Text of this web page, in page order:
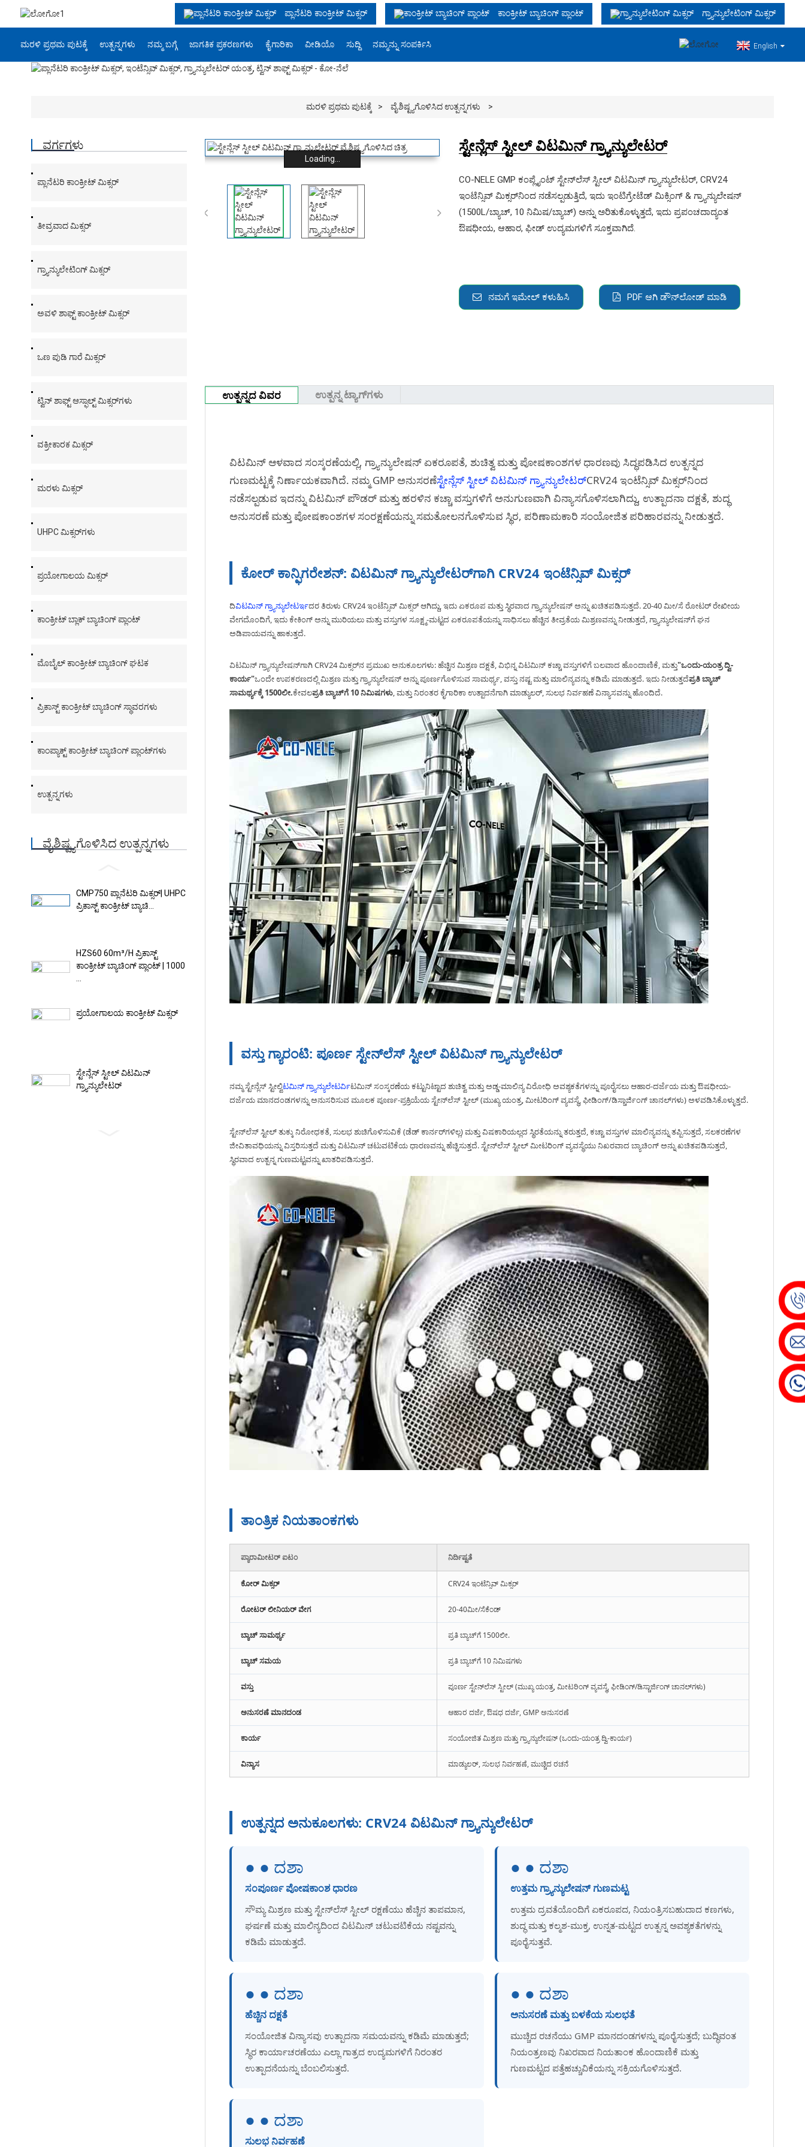
ಪ್ಲಾನೆಟರಿ ಕಾಂಕ್ರೀಟ್ ಮಿಕ್ಸರ್ ಕಾಂಕ್ರೀಟ್ ಬ್ಯಾಚಿಂಗ್ ಪ್ಲಾಂಟ್ ಗ್ರ್ಯಾನ್ಯುಲೇಟಿಂಗ್ ಮಿಕ್ಸರ್
ಮರಳಿ ಪ್ರಥಮ ಪುಟಕ್ಕೆ ಉತ್ಪನ್ನಗಳು ನಮ್ಮ ಬಗ್ಗೆ ಜಾಗತಿಕ ಪ್ರಕರಣಗಳು ಕೈಗಾರಿಕಾ ವೀಡಿಯೊ ಸುದ್ದಿ ನಮ್ಮನ್ನು ಸಂಪರ್ಕಿಸಿ English
ಮರಳಿ ಪ್ರಥಮ ಪುಟಕ್ಕೆ ವೈಶಿಷ್ಟ್ಯಗೊಳಿಸಿದ ಉತ್ಪನ್ನಗಳು
ವರ್ಗಗಳು
ಪ್ಲಾನೆಟರಿ ಕಾಂಕ್ರೀಟ್ ಮಿಕ್ಸರ್
ತೀವ್ರವಾದ ಮಿಕ್ಸರ್
ಗ್ರ್ಯಾನ್ಯುಲೇಟಿಂಗ್ ಮಿಕ್ಸರ್
ಅವಳಿ ಶಾಫ್ಟ್ ಕಾಂಕ್ರೀಟ್ ಮಿಕ್ಸರ್
ಒಣ ಪುಡಿ ಗಾರೆ ಮಿಕ್ಸರ್
ಟ್ವಿನ್ ಶಾಫ್ಟ್ ಆಸ್ಫಾಲ್ಟ್ ಮಿಕ್ಸರ್‌ಗಳು
ವಕ್ರೀಕಾರಕ ಮಿಕ್ಸರ್
ಮರಳು ಮಿಕ್ಸರ್
UHPC ಮಿಕ್ಸರ್‌ಗಳು
ಪ್ರಯೋಗಾಲಯ ಮಿಕ್ಸರ್
ಕಾಂಕ್ರೀಟ್ ಬ್ಲಾಕ್ ಬ್ಯಾಚಿಂಗ್ ಪ್ಲಾಂಟ್
ಮೊಬೈಲ್ ಕಾಂಕ್ರೀಟ್ ಬ್ಯಾಚಿಂಗ್ ಘಟಕ
ಪ್ರಿಕಾಸ್ಟ್ ಕಾಂಕ್ರೀಟ್ ಬ್ಯಾಚಿಂಗ್ ಸ್ಥಾವರಗಳು
ಕಾಂಪ್ಯಾಕ್ಟ್ ಕಾಂಕ್ರೀಟ್ ಬ್ಯಾಚಿಂಗ್ ಪ್ಲಾಂಟ್‌ಗಳು
ಉತ್ಪನ್ನಗಳು
ವೈಶಿಷ್ಟ್ಯಗೊಳಿಸಿದ ಉತ್ಪನ್ನಗಳು
CMP750 ಪ್ಲಾನೆಟರಿ ಮಿಕ್ಸರ್| UHPC
ಪ್ರಿಕಾಸ್ಟ್ ಕಾಂಕ್ರೀಟ್ ಬ್ಯಾಚಿ...
HZS60 60m³/h ಪ್ರಿಕಾಸ್ಟ್
ಕಾಂಕ್ರೀಟ್ ಬ್ಯಾಚಿಂಗ್ ಪ್ಲಾಂಟ್ | 1000
ಪ್ರಯೋಗಾಲಯ ಕಾಂಕ್ರೀಟ್ ಮಿಕ್ಸರ್
ಸ್ಟೇನ್ಲೆಸ್ ಸ್ಟೀಲ್ ವಿಟಮಿನ್
ಗ್ರ್ಯಾನ್ಯುಲೇಟರ್
Loading...


ಸ್ಟೇನ್ಲೆಸ್ ಸ್ಟೀಲ್ ವಿಟಮಿನ್ ಗ್ರ್ಯಾನ್ಯುಲೇಟರ್
CO-NELE GMP ಕಂಪ್ಲೈಂಟ್ ಸ್ಟೇನ್‌ಲೆಸ್ ಸ್ಟೀಲ್ ವಿಟಮಿನ್ ಗ್ರ್ಯಾನ್ಯುಲೇಟರ್, CRV24
ಇಂಟೆನ್ಸಿವ್ ಮಿಕ್ಸರ್‌ನಿಂದ ನಡೆಸಲ್ಪಡುತ್ತಿದೆ, ಇದು ಇಂಟಿಗ್ರೇಟೆಡ್ ಮಿಕ್ಸಿಂಗ್ & ಗ್ರ್ಯಾನ್ಯುಲೇಷನ್
(1500L/ಬ್ಯಾಚ್, 10 ನಿಮಿಷ/ಬ್ಯಾಚ್) ಅನ್ನು ಅರಿತುಕೊಳ್ಳುತ್ತದೆ, ಇದು ಪ್ರಪಂಚದಾದ್ಯಂತ
ಔಷಧೀಯ, ಆಹಾರ, ಫೀಡ್ ಉದ್ಯಮಗಳಿಗೆ ಸೂಕ್ತವಾಗಿದೆ.
ನಮಗೆ ಇಮೇಲ್ ಕಳುಹಿಸಿ PDF ಆಗಿ ಡೌನ್‌ಲೋಡ್ ಮಾಡಿ
ಉತ್ಪನ್ನದ ವಿವರ ಉತ್ಪನ್ನ ಟ್ಯಾಗ್‌ಗಳು
ವಿಟಮಿನ್ ಆಳವಾದ ಸಂಸ್ಕರಣೆಯಲ್ಲಿ, ಗ್ರ್ಯಾನ್ಯುಲೇಷನ್ ಏಕರೂಪತೆ, ಶುಚಿತ್ವ ಮತ್ತು ಪೋಷಕಾಂಶಗಳ ಧಾರಣವು ಸಿದ್ಧಪಡಿಸಿದ ಉತ್ಪನ್ನದ
ಗುಣಮಟ್ಟಕ್ಕೆ ನಿರ್ಣಾಯಕವಾಗಿದೆ. ನಮ್ಮ GMP ಅನುಸರಣೆಸ್ಟೇನ್ಲೆಸ್ ಸ್ಟೀಲ್ ವಿಟಮಿನ್ ಗ್ರ್ಯಾನ್ಯುಲೇಟರ್CRV24 ಇಂಟೆನ್ಸಿವ್ ಮಿಕ್ಸರ್‌ನಿಂದ
ನಡೆಸಲ್ಪಡುವ ಇದನ್ನು ವಿಟಮಿನ್ ಪೌಡರ್ ಮತ್ತು ಹರಳಿನ ಕಚ್ಚಾ ವಸ್ತುಗಳಿಗೆ ಅನುಗುಣವಾಗಿ ವಿನ್ಯಾಸಗೊಳಿಸಲಾಗಿದ್ದು, ಉತ್ಪಾದನಾ ದಕ್ಷತೆ, ಶುದ್ಧ
ಅನುಸರಣೆ ಮತ್ತು ಪೋಷಕಾಂಶಗಳ ಸಂರಕ್ಷಣೆಯನ್ನು ಸಮತೋಲನಗೊಳಿಸುವ ಸ್ಥಿರ, ಪರಿಣಾಮಕಾರಿ ಸಂಯೋಜಿತ ಪರಿಹಾರವನ್ನು ನೀಡುತ್ತದೆ.
ಕೋರ್ ಕಾನ್ಫಿಗರೇಶನ್: ವಿಟಮಿನ್ ಗ್ರ್ಯಾನ್ಯುಲೇಟರ್‌ಗಾಗಿ CRV24 ಇಂಟೆನ್ಸಿವ್ ಮಿಕ್ಸರ್
ದಿವಿಟಮಿನ್ ಗ್ರ್ಯಾನ್ಯುಲೇಟರ್ಇದರ ತಿರುಳು CRV24 ಇಂಟೆನ್ಸಿವ್ ಮಿಕ್ಸರ್ ಆಗಿದ್ದು, ಇದು ಏಕರೂಪ ಮತ್ತು ಸ್ಥಿರವಾದ ಗ್ರ್ಯಾನ್ಯುಲೇಷನ್ ಅನ್ನು ಖಚಿತಪಡಿಸುತ್ತದೆ. 20-40 ಮೀ/ಸೆ ರೋಟರ್ ರೇಖೀಯ
ವೇಗದೊಂದಿಗೆ, ಇದು ಕೇಕಿಂಗ್ ಅನ್ನು ಮುರಿಯಲು ಮತ್ತು ವಸ್ತುಗಳ ಸೂಕ್ಷ್ಮ-ಮಟ್ಟದ ಏಕರೂಪತೆಯನ್ನು ಸಾಧಿಸಲು ಹೆಚ್ಚಿನ ತೀವ್ರತೆಯ ಮಿಶ್ರಣವನ್ನು ನೀಡುತ್ತದೆ, ಗ್ರ್ಯಾನ್ಯುಲೇಷನ್‌ಗೆ ಘನ
ಅಡಿಪಾಯವನ್ನು ಹಾಕುತ್ತದೆ.
ವಿಟಮಿನ್ ಗ್ರ್ಯಾನ್ಯುಲೇಷನ್‌ಗಾಗಿ CRV24 ಮಿಕ್ಸರ್‌ನ ಪ್ರಮುಖ ಅನುಕೂಲಗಳು: ಹೆಚ್ಚಿನ ಮಿಶ್ರಣ ದಕ್ಷತೆ, ವಿಭಿನ್ನ ವಿಟಮಿನ್ ಕಚ್ಚಾ ವಸ್ತುಗಳಿಗೆ ಬಲವಾದ ಹೊಂದಾಣಿಕೆ, ಮತ್ತು"ಒಂದು-ಯಂತ್ರ ದ್ವಿ-
ಕಾರ್ಯ"ಒಂದೇ ಉಪಕರಣದಲ್ಲಿ ಮಿಶ್ರಣ ಮತ್ತು ಗ್ರ್ಯಾನ್ಯುಲೇಷನ್ ಅನ್ನು ಪೂರ್ಣಗೊಳಿಸುವ ಸಾಮರ್ಥ್ಯ, ವಸ್ತು ನಷ್ಟ ಮತ್ತು ಮಾಲಿನ್ಯವನ್ನು ಕಡಿಮೆ ಮಾಡುತ್ತದೆ. ಇದು ನೀಡುತ್ತದೆಪ್ರತಿ ಬ್ಯಾಚ್
ಸಾಮರ್ಥ್ಯಕ್ಕೆ 1500ಲೀ.ಕೇವಲಪ್ರತಿ ಬ್ಯಾಚ್‌ಗೆ 10 ನಿಮಿಷಗಳು , ಮತ್ತು ನಿರಂತರ ಕೈಗಾರಿಕಾ ಉತ್ಪಾದನೆಗಾಗಿ ಮಾಡ್ಯುಲರ್, ಸುಲಭ ನಿರ್ವಹಣೆ ವಿನ್ಯಾಸವನ್ನು ಹೊಂದಿದೆ.
ವಸ್ತು ಗ್ಯಾರಂಟಿ: ಪೂರ್ಣ ಸ್ಟೇನ್‌ಲೆಸ್ ಸ್ಟೀಲ್ ವಿಟಮಿನ್ ಗ್ರ್ಯಾನ್ಯುಲೇಟರ್
ನಮ್ಮ ಸ್ಟೇನ್ಲೆಸ್ ಸ್ಟೀಲ್ವಿಟಮಿನ್ ಗ್ರ್ಯಾನ್ಯುಲೇಟರ್ವಿಟಮಿನ್ ಸಂಸ್ಕರಣೆಯ ಕಟ್ಟುನಿಟ್ಟಾದ ಶುಚಿತ್ವ ಮತ್ತು ಅಡ್ಡ-ಮಾಲಿನ್ಯ ವಿರೋಧಿ ಅವಶ್ಯಕತೆಗಳನ್ನು ಪೂರೈಸಲು ಆಹಾರ-ದರ್ಜೆಯ ಮತ್ತು ಔಷಧೀಯ-
ದರ್ಜೆಯ ಮಾನದಂಡಗಳನ್ನು ಅನುಸರಿಸುವ ಮೂಲಕ ಪೂರ್ಣ-ಪ್ರಕ್ರಿಯೆಯ ಸ್ಟೇನ್‌ಲೆಸ್ ಸ್ಟೀಲ್ (ಮುಖ್ಯ ಯಂತ್ರ, ಮೀಟರಿಂಗ್ ವ್ಯವಸ್ಥೆ, ಫೀಡಿಂಗ್/ಡಿಸ್ಚಾರ್ಜಿಂಗ್ ಚಾನಲ್‌ಗಳು) ಅಳವಡಿಸಿಕೊಳ್ಳುತ್ತದೆ.
ಸ್ಟೇನ್‌ಲೆಸ್ ಸ್ಟೀಲ್ ತುಕ್ಕು ನಿರೋಧಕತೆ, ಸುಲಭ ಶುಚಿಗೊಳಿಸುವಿಕೆ (ಡೆಡ್ ಕಾರ್ನರ್‌ಗಳಿಲ್ಲ) ಮತ್ತು ವಿಷಕಾರಿಯಲ್ಲದ ಸ್ಥಿರತೆಯನ್ನು ತರುತ್ತದೆ, ಕಚ್ಚಾ ವಸ್ತುಗಳ ಮಾಲಿನ್ಯವನ್ನು ತಪ್ಪಿಸುತ್ತದೆ, ಸಲಕರಣೆಗಳ
ಜೀವಿತಾವಧಿಯನ್ನು ವಿಸ್ತರಿಸುತ್ತದೆ ಮತ್ತು ವಿಟಮಿನ್ ಚಟುವಟಿಕೆಯ ಧಾರಣವನ್ನು ಹೆಚ್ಚಿಸುತ್ತದೆ. ಸ್ಟೇನ್‌ಲೆಸ್ ಸ್ಟೀಲ್ ಮೀಟರಿಂಗ್ ವ್ಯವಸ್ಥೆಯು ನಿಖರವಾದ ಬ್ಯಾಚಿಂಗ್ ಅನ್ನು ಖಚಿತಪಡಿಸುತ್ತದೆ,
ಸ್ಥಿರವಾದ ಉತ್ಪನ್ನ ಗುಣಮಟ್ಟವನ್ನು ಖಾತರಿಪಡಿಸುತ್ತದೆ.
ತಾಂತ್ರಿಕ ನಿಯತಾಂಕಗಳು
ಪ್ಯಾರಾಮೀಟರ್ ಐಟಂ ನಿರ್ದಿಷ್ಟತೆ
ಕೋರ್ ಮಿಕ್ಸರ್ CRV24 ಇಂಟೆನ್ಸಿವ್ ಮಿಕ್ಸರ್
ರೋಟರ್ ಲೀನಿಯರ್ ವೇಗ 20-40ಮೀ/ಸೆಕೆಂಡ್
ಬ್ಯಾಚ್ ಸಾಮರ್ಥ್ಯ ಪ್ರತಿ ಬ್ಯಾಚ್‌ಗೆ 1500ಲೀ.
ಬ್ಯಾಚ್ ಸಮಯ ಪ್ರತಿ ಬ್ಯಾಚ್‌ಗೆ 10 ನಿಮಿಷಗಳು
ವಸ್ತು ಪೂರ್ಣ ಸ್ಟೇನ್‌ಲೆಸ್ ಸ್ಟೀಲ್ (ಮುಖ್ಯ ಯಂತ್ರ, ಮೀಟರಿಂಗ್ ವ್ಯವಸ್ಥೆ, ಫೀಡಿಂಗ್/ಡಿಸ್ಚಾರ್ಜಿಂಗ್ ಚಾನಲ್‌ಗಳು)
ಅನುಸರಣೆ ಮಾನದಂಡ ಆಹಾರ ದರ್ಜೆ, ಔಷಧ ದರ್ಜೆ, GMP ಅನುಸರಣೆ
ಕಾರ್ಯ ಸಂಯೋಜಿತ ಮಿಶ್ರಣ ಮತ್ತು ಗ್ರ್ಯಾನ್ಯುಲೇಷನ್ (ಒಂದು-ಯಂತ್ರ ದ್ವಿ-ಕಾರ್ಯ)
ವಿನ್ಯಾಸ ಮಾಡ್ಯುಲರ್, ಸುಲಭ ನಿರ್ವಹಣೆ, ಮುಚ್ಚಿದ ರಚನೆ
ಉತ್ಪನ್ನದ ಅನುಕೂಲಗಳು: CRV24 ವಿಟಮಿನ್ ಗ್ರ್ಯಾನ್ಯುಲೇಟರ್
● ● ದಶಾ
ಸಂಪೂರ್ಣ ಪೋಷಕಾಂಶ ಧಾರಣ
ಸೌಮ್ಯ ಮಿಶ್ರಣ ಮತ್ತು ಸ್ಟೇನ್‌ಲೆಸ್ ಸ್ಟೀಲ್ ರಕ್ಷಣೆಯು ಹೆಚ್ಚಿನ ತಾಪಮಾನ,
ಘರ್ಷಣೆ ಮತ್ತು ಮಾಲಿನ್ಯದಿಂದ ವಿಟಮಿನ್ ಚಟುವಟಿಕೆಯ ನಷ್ಟವನ್ನು
ಕಡಿಮೆ ಮಾಡುತ್ತದೆ.
● ● ದಶಾ
ಉತ್ತಮ ಗ್ರ್ಯಾನ್ಯುಲೇಷನ್ ಗುಣಮಟ್ಟ
ಉತ್ತಮ ದ್ರವತೆಯೊಂದಿಗೆ ಏಕರೂಪದ, ನಿಯಂತ್ರಿಸಬಹುದಾದ ಕಣಗಳು,
ಶುದ್ಧ ಮತ್ತು ಕಲ್ಮಶ-ಮುಕ್ತ, ಉನ್ನತ-ಮಟ್ಟದ ಉತ್ಪನ್ನ ಅವಶ್ಯಕತೆಗಳನ್ನು
ಪೂರೈಸುತ್ತವೆ.
● ● ದಶಾ
ಹೆಚ್ಚಿನ ದಕ್ಷತೆ
ಸಂಯೋಜಿತ ವಿನ್ಯಾಸವು ಉತ್ಪಾದನಾ ಸಮಯವನ್ನು ಕಡಿಮೆ ಮಾಡುತ್ತದೆ;
ಸ್ಥಿರ ಕಾರ್ಯಾಚರಣೆಯು ಎಲ್ಲಾ ಗಾತ್ರದ ಉದ್ಯಮಗಳಿಗೆ ನಿರಂತರ
ಉತ್ಪಾದನೆಯನ್ನು ಬೆಂಬಲಿಸುತ್ತದೆ.
● ● ದಶಾ
ಅನುಸರಣೆ ಮತ್ತು ಬಳಕೆಯ ಸುಲಭತೆ
ಮುಚ್ಚಿದ ರಚನೆಯು GMP ಮಾನದಂಡಗಳನ್ನು ಪೂರೈಸುತ್ತದೆ; ಬುದ್ಧಿವಂತ
ನಿಯಂತ್ರಣವು ನಿಖರವಾದ ನಿಯತಾಂಕ ಹೊಂದಾಣಿಕೆ ಮತ್ತು
ಗುಣಮಟ್ಟದ ಪತ್ತೆಹಚ್ಚುವಿಕೆಯನ್ನು ಸಕ್ರಿಯಗೊಳಿಸುತ್ತದೆ.
● ● ದಶಾ
ಸುಲಭ ನಿರ್ವಹಣೆ